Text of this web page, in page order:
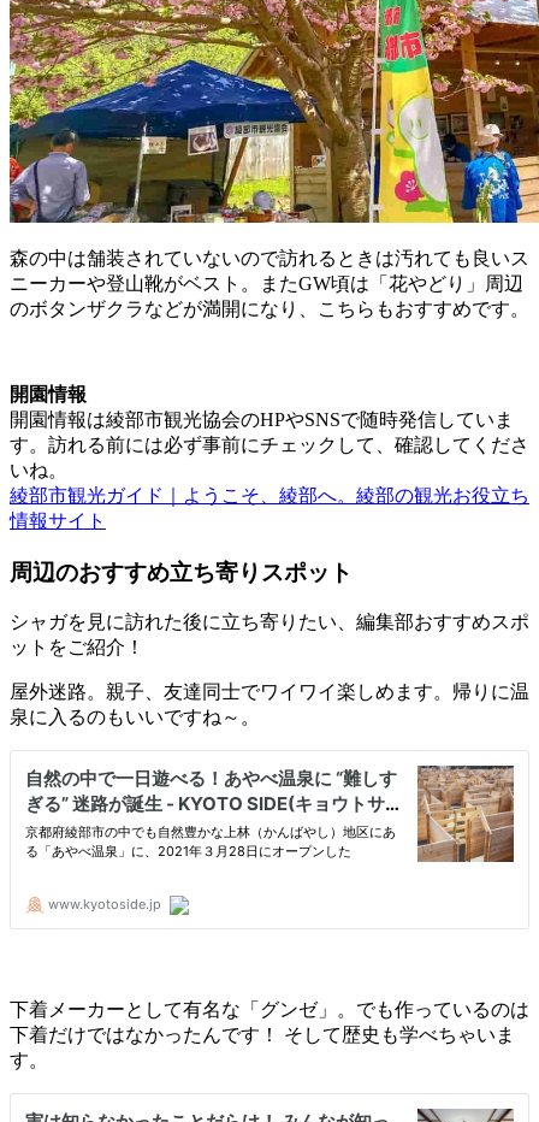
森の中は舗装されていないので訪れるときは汚れても良いス
ニーカーや登山靴がベスト。またGW頃は「花やどり」周辺
のボタンザクラなどが満開になり、こちらもおすすめです。
開園情報
開園情報は綾部市観光協会のHPやSNSで随時発信していま
す。訪れる前には必ず事前にチェックして、確認してくださ
いね。
綾部市観光ガイド｜ようこそ、綾部へ。綾部の観光お役立ち
情報サイト
周辺のおすすめ立ち寄りスポット
シャガを見に訪れた後に立ち寄りたい、編集部おすすめスポ
ットをご紹介！
屋外迷路。親子、友達同士でワイワイ楽しめます。帰りに温
泉に入るのもいいですね～。
下着メーカーとして有名な「グンゼ」。でも作っているのは
下着だけではなかったんです！ そして歴史も学べちゃいま
す。